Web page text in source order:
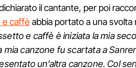
il cantante, per poi
e caffèabbia portato a una
e caffè è iniziata la mia
mia canzone fu scartata a
un’altra canzone. Col